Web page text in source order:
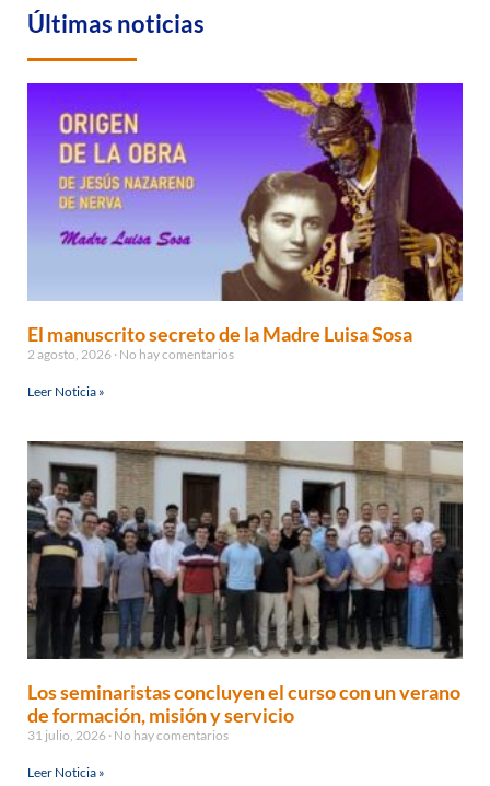
Últimas noticias
El manuscrito secreto de la Madre Luisa Sosa
2 agosto, 2026 No hay comentarios
Leer Noticia »
Los seminaristas concluyen el curso con un verano
de formación, misión y servicio
31 julio, 2026 No hay comentarios
Leer Noticia »